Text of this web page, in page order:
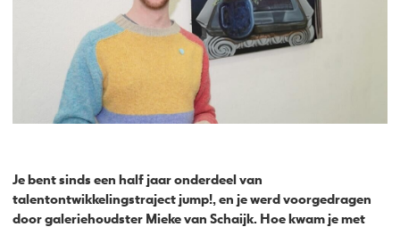
Je bent sinds een half jaar onderdeel van
talentontwikkelingstraject jump!, en je werd voorgedragen
door galeriehoudster Mieke van Schaijk. Hoe kwam je met